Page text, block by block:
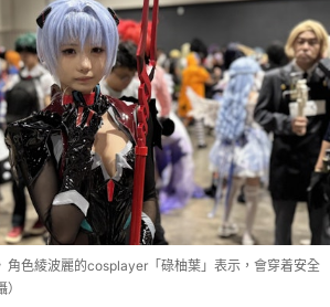
角色綾波麗的cosplayer「碌柚葉」表示，會穿着安全